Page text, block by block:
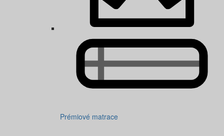
Prémiové matrace